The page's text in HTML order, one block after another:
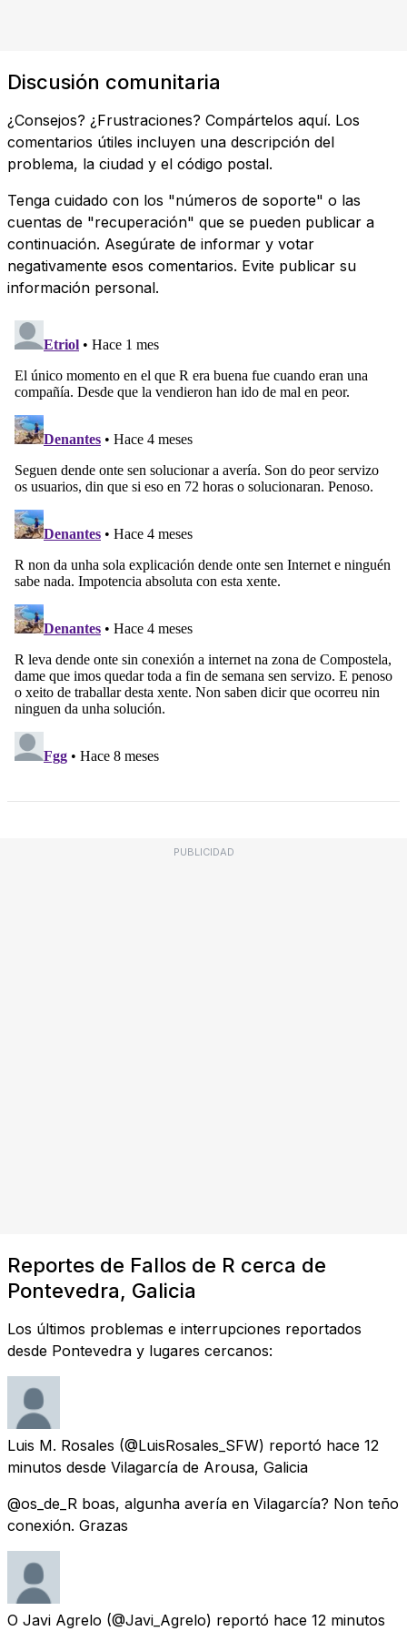
Discusión comunitaria
¿Consejos? ¿Frustraciones? Compártelos aquí. Los
comentarios útiles incluyen una descripción del
problema, la ciudad y el código postal.
Tenga cuidado con los "números de soporte" o las
cuentas de "recuperación" que se pueden publicar a
continuación. Asegúrate de informar y votar
negativamente esos comentarios. Evite publicar su
información personal.
PUBLICIDAD
Reportes de Fallos de R cerca de
Pontevedra, Galicia
Los últimos problemas e interrupciones reportados
desde Pontevedra y lugares cercanos:
Luis M. Rosales (@LuisRosales_SFW) reportó hace 12
minutos desde Vilagarcía de Arousa, Galicia
@os_de_R boas, algunha avería en Vilagarcía? Non teño
conexión. Grazas
O Javi Agrelo (@Javi_Agrelo) reportó hace 12 minutos